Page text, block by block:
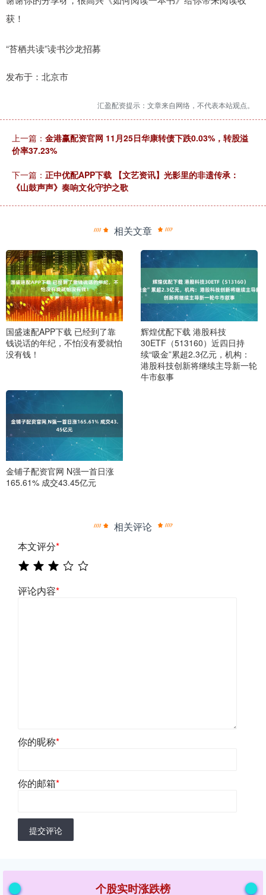
获！
“苔栖共读”读书沙龙招募
发布于：北京市
汇盈配资提示：文章来自网络，不代表本站观点。
上一篇： 金港赢配资官网 11月25日华康转债下跌0.03%，转股溢
价率37.23%
下一篇： 正中优配APP下载 【文艺资讯】光影里的非遗传承：
《山鼓声声》奏响文化守护之歌
相关文章
国盛速配APP下载 已经到了靠
钱说话的年纪，不怕没有爱就怕
没有钱！
辉煌优配下载 港股科技
30ETF（513160）近四日持
续“吸金”累超2.3亿元，机构：
港股科技创新将继续主导新一轮
牛市叙事
金铺子配资官网 N强一首日涨
165.61% 成交43.45亿元
相关评论
本文评分*
评论内容*
你的昵称*
你的邮箱*
提交评论
个股实时涨跌榜